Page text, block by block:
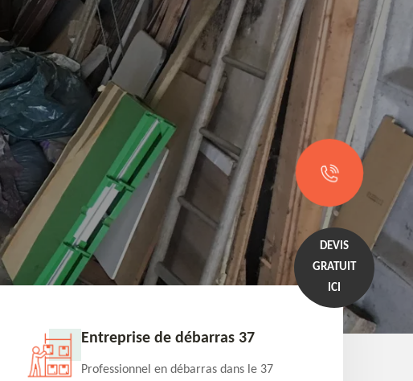
DEVIS
GRATUIT
ICI
Entreprise de débarras 37
Professionnel en débarras dans le 37